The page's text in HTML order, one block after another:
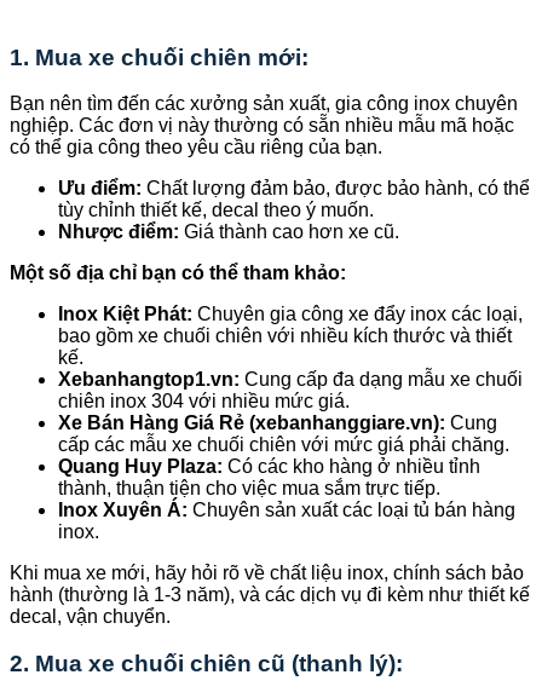
1. Mua xe chuối chiên mới:
Bạn nên tìm đến các xưởng sản xuất, gia công inox chuyên
nghiệp. Các đơn vị này thường có sẵn nhiều mẫu mã hoặc
có thể gia công theo yêu cầu riêng của bạn.
Ưu điểm: Chất lượng đảm bảo, được bảo hành, có thể
tùy chỉnh thiết kế, decal theo ý muốn.
Nhược điểm: Giá thành cao hơn xe cũ.
Một số địa chỉ bạn có thể tham khảo:
Inox Kiệt Phát: Chuyên gia công xe đẩy inox các loại,
bao gồm xe chuối chiên với nhiều kích thước và thiết
kế.
Xebanhangtop1.vn: Cung cấp đa dạng mẫu xe chuối
chiên inox 304 với nhiều mức giá.
Xe Bán Hàng Giá Rẻ (xebanhanggiare.vn): Cung
cấp các mẫu xe chuối chiên với mức giá phải chăng.
Quang Huy Plaza: Có các kho hàng ở nhiều tỉnh
thành, thuận tiện cho việc mua sắm trực tiếp.
Inox Xuyên Á: Chuyên sản xuất các loại tủ bán hàng
inox.
Khi mua xe mới, hãy hỏi rõ về chất liệu inox, chính sách bảo
hành (thường là 1-3 năm), và các dịch vụ đi kèm như thiết kế
decal, vận chuyển.
2. Mua xe chuối chiên cũ (thanh lý):